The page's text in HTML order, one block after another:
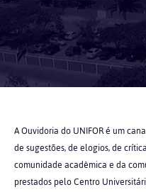
A Ouvidoria do UNIFOR é um
de sugestões, de elogios, de
comunidade acadêmica e da
prestados pelo Centro